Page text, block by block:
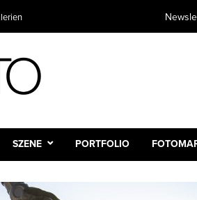
SZENE PORTFOLIO